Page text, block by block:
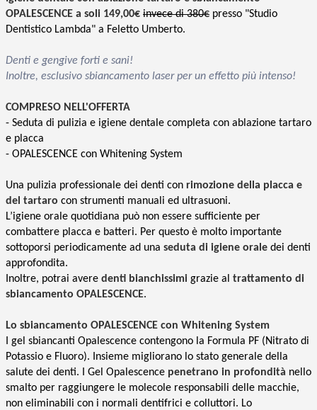
OPALESCENCE a soli 149,00€ invece di 380€ presso "Studio
Dentistico Lambda" a Feletto Umberto.
Denti e gengive forti e sani!
Inoltre, esclusivo sbiancamento laser per un effetto più intenso!
COMPRESO NELL'OFFERTA
- Seduta di pulizia e igiene dentale completa con ablazione tartaro
e placca
- OPALESCENCE con Whitening System
Una pulizia professionale dei denti con rimozione della placca e
del tartaro con strumenti manuali ed ultrasuoni.
L’igiene orale quotidiana può non essere sufficiente per
combattere placca e batteri. Per questo è molto importante
sottoporsi periodicamente ad una seduta di igiene orale dei denti
approfondita.
Inoltre, potrai avere denti bianchissimi grazie al trattamento di
sbiancamento OPALESCENCE.
Lo sbiancamento OPALESCENCE con Whitening System
I gel sbiancanti Opalescence contengono la Formula PF (Nitrato di
Potassio e Fluoro). Insieme migliorano lo stato generale della
salute dei denti. I Gel Opalescence penetrano in profondità nello
smalto per raggiungere le molecole responsabili delle macchie,
non eliminabili con i normali dentifrici e colluttori. Lo